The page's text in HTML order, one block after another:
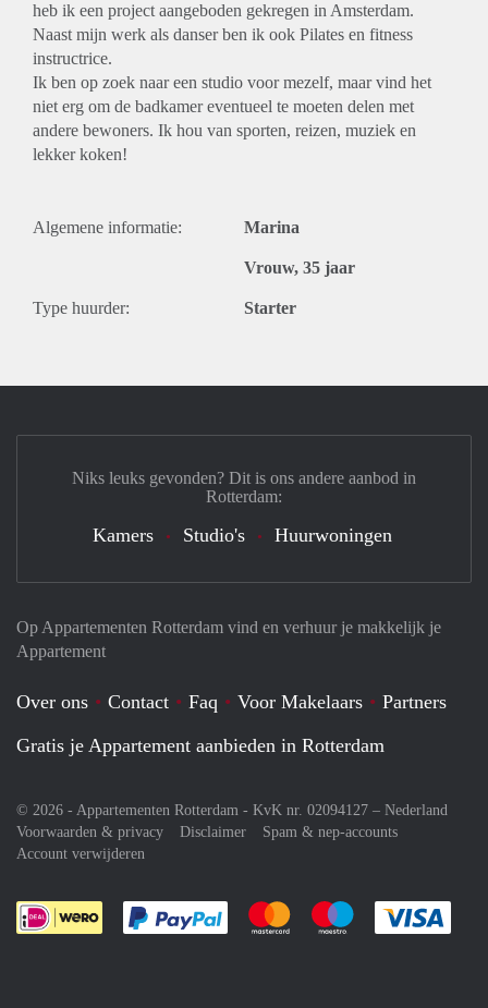
heb ik een project aangeboden gekregen in Amsterdam.
Naast mijn werk als danser ben ik ook Pilates en fitness
instructrice.
Ik ben op zoek naar een studio voor mezelf, maar vind het
niet erg om de badkamer eventueel te moeten delen met
andere bewoners. Ik hou van sporten, reizen, muziek en
lekker koken!
Algemene informatie: Marina
Vrouw, 35 jaar
Type huurder: Starter
Op Appartementen Rotterdam vind en verhuur je makkelijk je
Appartement
Over ons Contact Faq Voor Makelaars
Partners
Gratis je Appartement aanbieden in Rotterdam
© 2026 - Appartementen Rotterdam - KvK nr. 02094127 – Nederland
Voorwaarden & privacy
Disclaimer
Spam & nep-accounts
Account verwijderen
Je rekent gemakkelijk af met Paypal
Je rekent gemakkelijk af met
Je rekent
Niks leuks gevonden? Dit is ons andere aanbod in
Rotterdam:
Kamers Studio's Huurwoningen